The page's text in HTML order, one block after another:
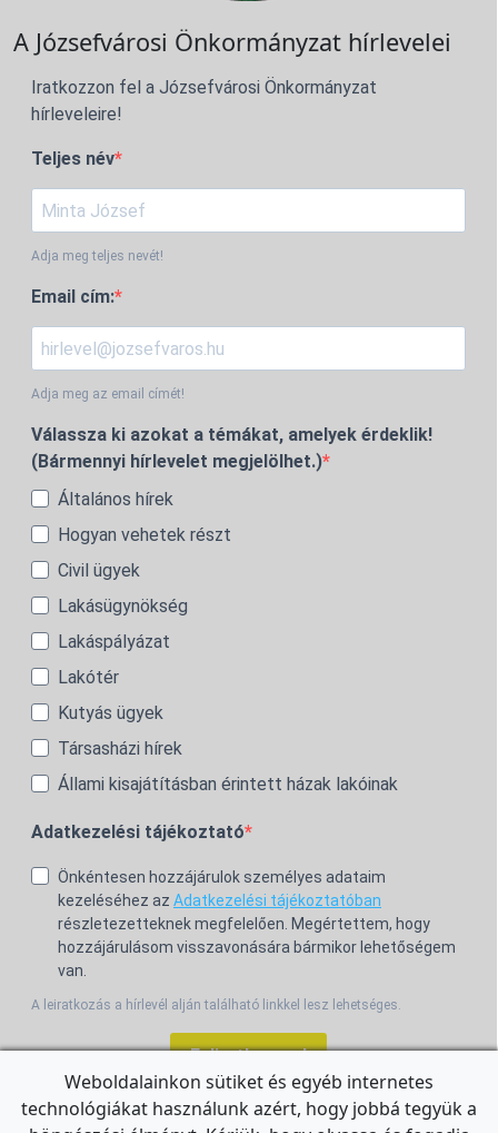
A Józsefvárosi Önkormányzat hírlevelei
Iratkozzon fel a Józsefvárosi Önkormányzat
hírleveleire!
Teljes név
Adja meg teljes nevét!
Email cím:
Adja meg az email címét!
Válassza ki azokat a témákat, amelyek érdeklik!
(Bármennyi hírlevelet megjelölhet.)
Általános hírek
Hogyan vehetek részt
Civil ügyek
Lakásügynökség
Lakáspályázat
Lakótér
Kutyás ügyek
Társasházi hírek
Állami kisajátításban érintett házak lakóinak
Adatkezelési tájékoztató
Önkéntesen hozzájárulok személyes adataim
kezeléséhez az Adatkezelési tájékoztatóban
részletezetteknek megfelelően. Megértettem, hogy
hozzájárulásom visszavonására bármikor lehetőségem
van.
A leiratkozás a hírlevél alján található linkkel lesz lehetséges.
Feliratkozom!
Weboldalainkon sütiket és egyéb internetes
technológiákat használunk azért, hogy jobbá tegyük a